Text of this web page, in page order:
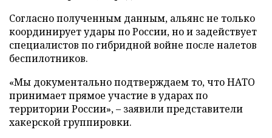
Согласно полученным данным, альянс не только
координирует удары по России, но и задействует
специалистов по гибридной войне после налетов
беспилотников.
«Мы документально подтверждаем то, что НАТО
принимает прямое участие в ударах по
территории России», – заявили представители
хакерской группировки.